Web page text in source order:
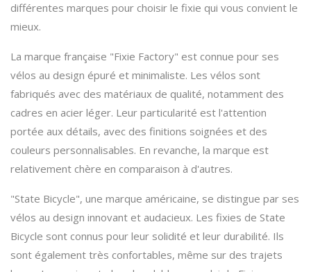
différentes marques pour choisir le fixie qui vous convient le
mieux.
La marque française "Fixie Factory" est connue pour ses
vélos au design épuré et minimaliste. Les vélos sont
fabriqués avec des matériaux de qualité, notamment des
cadres en acier léger. Leur particularité est l'attention
portée aux détails, avec des finitions soignées et des
couleurs personnalisables. En revanche, la marque est
relativement chère en comparaison à d'autres.
"State Bicycle", une marque américaine, se distingue par ses
vélos au design innovant et audacieux. Les fixies de State
Bicycle sont connus pour leur solidité et leur durabilité. Ils
sont également très confortables, même sur des trajets